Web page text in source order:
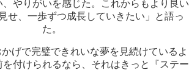
やりがいを感じた。これからもより良い
せ、一歩ずつ成長していきたい」と語っ
た。
げで完璧できれいな夢を見続けているよ
を付けられるなら、それはきっと『ステー